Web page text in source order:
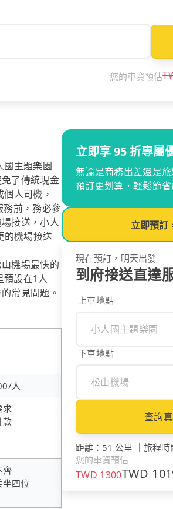
您的車資預估
國主題樂園
了傳統現金
人司機，
務前，務必參
接送，小人
的機場接送
機場最快的
設在1人
常見問題。
人
求
款
齊
四位
立即享 95 折專屬
無論是商務出差還是
預訂更划算，輕鬆節省
立即預訂
現在預訂，明天出發
到府接送直達
上車地點
下車地點
查詢
距離 ： 51 公里 ｜ 旅程時
您的車資預估
TWD1300TWD